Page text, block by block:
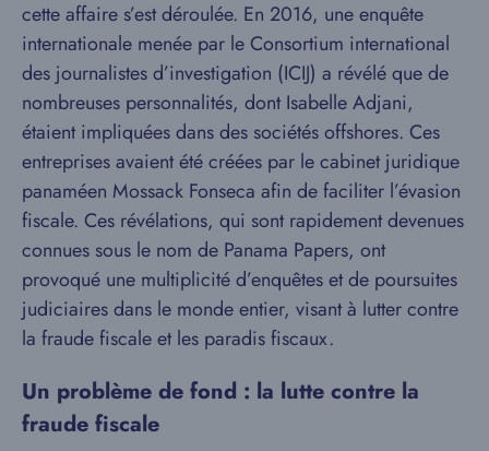
cette affaire s’est déroulée. En 2016, une enquête
internationale menée par le Consortium international
des journalistes d’investigation (ICIJ) a révélé que de
nombreuses personnalités, dont Isabelle Adjani,
étaient impliquées dans des sociétés offshores. Ces
entreprises avaient été créées par le cabinet juridique
panaméen Mossack Fonseca afin de faciliter l’évasion
fiscale. Ces révélations, qui sont rapidement devenues
connues sous le nom de Panama Papers, ont
provoqué une multiplicité d’enquêtes et de poursuites
judiciaires dans le monde entier, visant à lutter contre
la fraude fiscale et les paradis fiscaux.
Un problème de fond : la lutte contre la
fraude fiscale